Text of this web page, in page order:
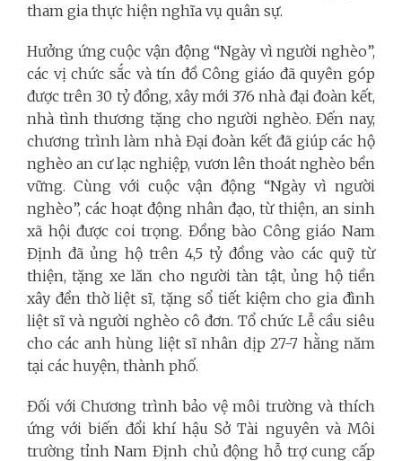
tham gia thực hiện nghĩa vụ quân sự.
Hưởng ứng cuộc vận động “Ngày vì người nghèo”,
các vị chức sắc và tín đồ Công giáo đã quyên góp
được trên 30 tỷ đồng, xây mới 376 nhà đại đoàn kết,
nhà tình thương tặng cho người nghèo. Đến nay,
chương trình làm nhà Đại đoàn kết đã giúp các hộ
nghèo an cư lạc nghiệp, vươn lên thoát nghèo bền
vững. Cùng với cuộc vận động “Ngày vì người
nghèo”, các hoạt động nhân đạo, từ thiện, an sinh
xã hội được coi trọng. Đồng bào Công giáo Nam
Định đã ủng hộ trên 4,5 tỷ đồng vào các quỹ từ
thiện, tặng xe lăn cho người tàn tật, ủng hộ tiền
xây đền thờ liệt sĩ, tặng sổ tiết kiệm cho gia đình
liệt sĩ và người nghèo cô đơn. Tổ chức Lễ cầu siêu
cho các anh hùng liệt sĩ nhân dịp 27-7 hằng năm
tại các huyện, thành phố.
Đối với Chương trình bảo vệ môi trường và thích
ứng với biến đổi khí hậu Sở Tài nguyên và Môi
trường tỉnh Nam Định chủ động hỗ trợ cung cấp